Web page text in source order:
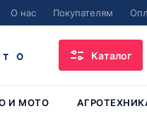
О нас Покупателям
Каталог
И МОТО